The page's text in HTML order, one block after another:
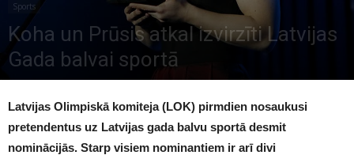
Sports
Koha un Prūsis atkal izvirzīti Latvijas
Gada balvai sportā
1549
Latvijas Olimpiskā komiteja (LOK) pirmdien nosaukusi
pretendentus uz Latvijas gada balvu sportā desmit
nominācijās. Starp visiem nominantiem ir arī divi